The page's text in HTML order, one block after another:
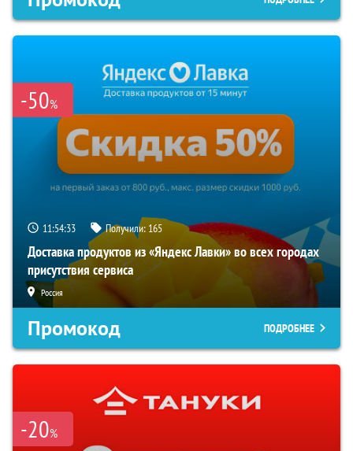
-50%
11:54:33 Получили: 165
Доставка продуктов из «Яндекс Лавки» во всех городах
присутствия сервиса
Россия
Промокод ПОДРОБНЕЕ
-20%